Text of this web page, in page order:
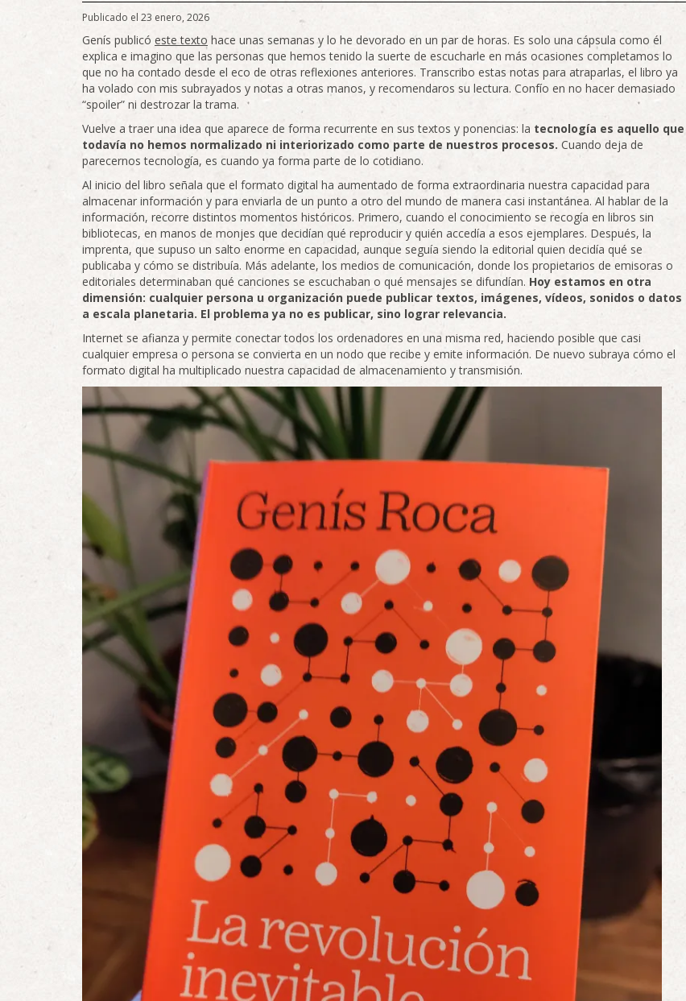
Publicado el 23 enero, 2026
Genís publicó este texto hace unas semanas y lo he devorado en un par de horas. Es solo una cápsula como él
explica e imagino que las personas que hemos tenido la suerte de escucharle en más ocasiones completamos lo
que no ha contado desde el eco de otras reflexiones anteriores. Transcribo estas notas para atraparlas, el libro ya
ha volado con mis subrayados y notas a otras manos, y recomendaros su lectura. Confío en no hacer demasiado
“spoiler” ni destrozar la trama.
Vuelve a traer una idea que aparece de forma recurrente en sus textos y ponencias: la tecnología es aquello que
todavía no hemos normalizado ni interiorizado como parte de nuestros procesos. Cuando deja de
parecernos tecnología, es cuando ya forma parte de lo cotidiano.
Al inicio del libro señala que el formato digital ha aumentado de forma extraordinaria nuestra capacidad para
almacenar información y para enviarla de un punto a otro del mundo de manera casi instantánea. Al hablar de la
información, recorre distintos momentos históricos. Primero, cuando el conocimiento se recogía en libros sin
bibliotecas, en manos de monjes que decidían qué reproducir y quién accedía a esos ejemplares. Después, la
imprenta, que supuso un salto enorme en capacidad, aunque seguía siendo la editorial quien decidía qué se
publicaba y cómo se distribuía. Más adelante, los medios de comunicación, donde los propietarios de emisoras o
editoriales determinaban qué canciones se escuchaban o qué mensajes se difundían. Hoy estamos en otra
dimensión: cualquier persona u organización puede publicar textos, imágenes, vídeos, sonidos o datos
a escala planetaria. El problema ya no es publicar, sino lograr relevancia.
Internet se afianza y permite conectar todos los ordenadores en una misma red, haciendo posible que casi
cualquier empresa o persona se convierta en un nodo que recibe y emite información. De nuevo subraya cómo el
formato digital ha multiplicado nuestra capacidad de almacenamiento y transmisión.